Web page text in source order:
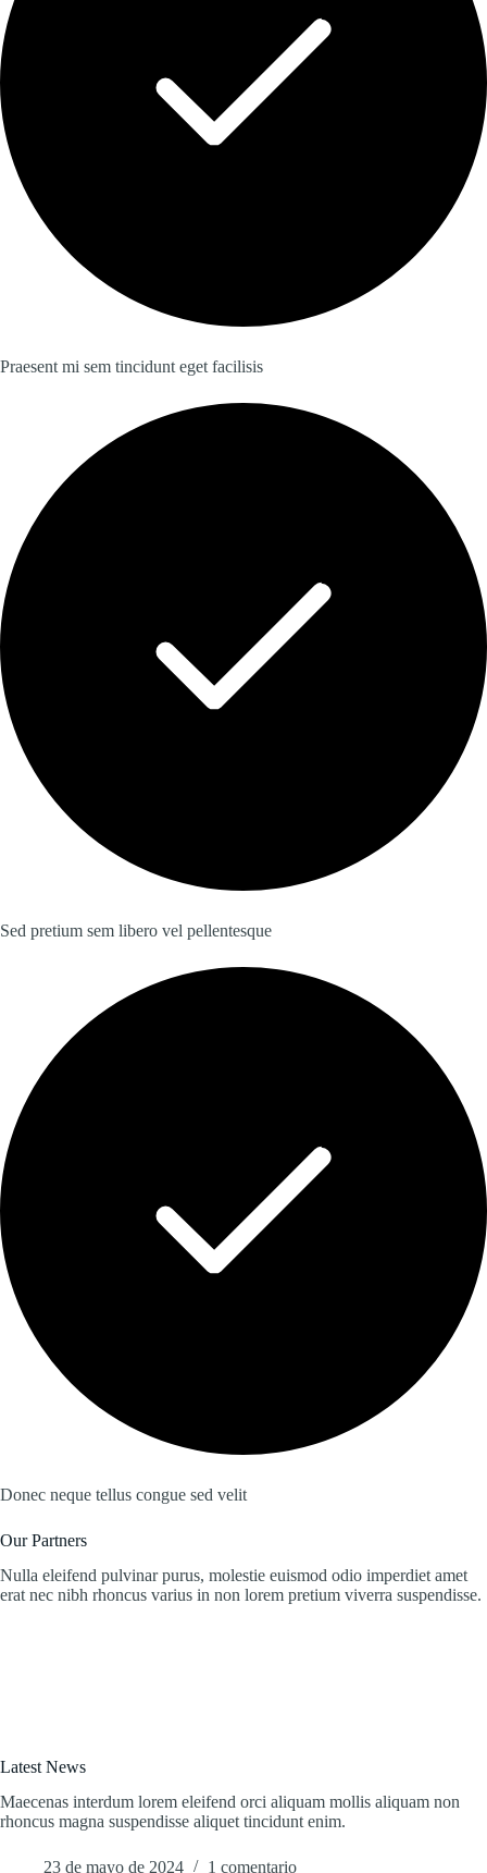
Praesent mi sem tincidunt eget facilisis
Sed pretium sem libero vel pellentesque
Donec neque tellus congue sed velit
Our Partners
Nulla eleifend pulvinar purus, molestie euismod odio imperdiet amet
erat nec nibh rhoncus varius in non lorem pretium viverra suspendisse.
Latest News
Maecenas interdum lorem eleifend orci aliquam mollis aliquam non
rhoncus magna suspendisse aliquet tincidunt enim.
23 de mayo de 2024 1 comentario